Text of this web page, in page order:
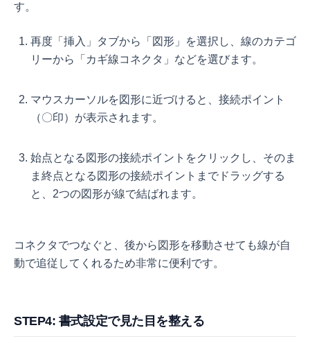
す。
再度「挿入」タブから「図形」を選択し、線のカテゴ
リーから「カギ線コネクタ」などを選びます。
マウスカーソルを図形に近づけると、接続ポイント
（〇印）が表示されます。
始点となる図形の接続ポイントをクリックし、そのま
ま終点となる図形の接続ポイントまでドラッグする
と、2つの図形が線で結ばれます。
コネクタでつなぐと、後から図形を移動させても線が自
動で追従してくれるため非常に便利です。
STEP4: 書式設定で見た目を整える